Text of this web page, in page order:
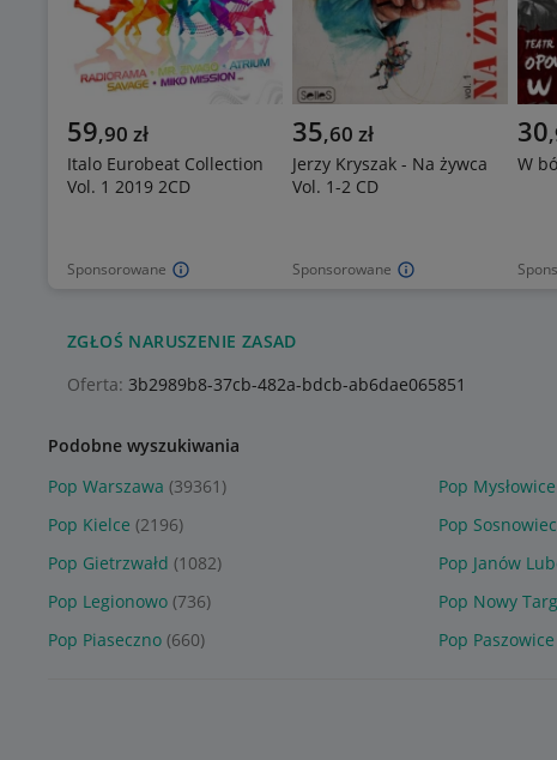
Sponsorowane
59,90 zł
Italo Eurobeat Collection
Vol. 1 2019 2CD
Sponsorowane
35,60 zł
Jerzy Kryszak - Na żywca
Vol. 1-2 CD
30,
W
ZGŁOŚ NARUSZENIE ZASAD
Oferta: 3b2989b8-37cb-482a-bdcb-ab6dae065851
Podobne wyszukiwania
Pop Warszawa (39361) Pop Mysłowice
Pop Kielce (2196) Pop Sosnowiec
Pop Gietrzwałd (1082) Pop Janów
Pop Legionowo (736) Pop Nowy Targ
Pop Piaseczno (660) Pop Paszowice